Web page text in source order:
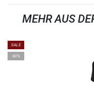
MEHR AUS
SALE
-60%